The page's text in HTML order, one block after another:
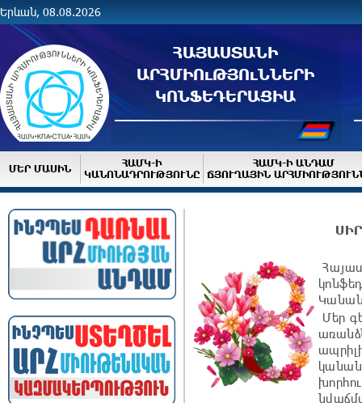
Երևան, 08.08.2026
ՀԱՅԱՍՏԱՆԻ
ԱՐՀՄԻՈւԹՅՈւՆՆԵՐԻ
ԿՈՆՖԵԴԵՐԱՑԻԱ
ՄԵՐ ՄԱՍԻՆ
ՀԱՄԿ-Ի
ԿԱՆՈՆԱԴՐՈՒԹՅՈՒՆԸ
ՀԱՄԿ-Ի ԱՆԴԱՄ
ՃՅՈՒՂԱՅԻՆ
Մեր